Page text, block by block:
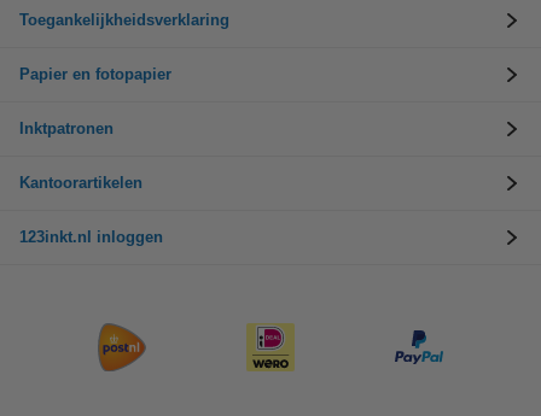
Toegankelijkheidsverklaring
Papier en fotopapier
Inktpatronen
Kantoorartikelen
123inkt.nl inloggen